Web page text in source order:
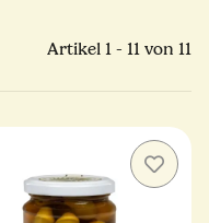
Artikel 1 - 11 von 11